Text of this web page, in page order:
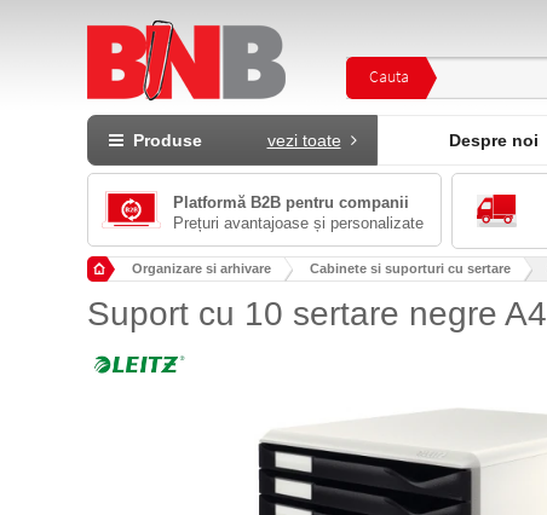
Cauta
Produse vezi toate Despre noi
Platformă B2B pentru companii
Prețuri avantajoase și personalizate
Organizare si arhivare Cabinete si suporturi cu sertare
Suport cu 10 sertare negre